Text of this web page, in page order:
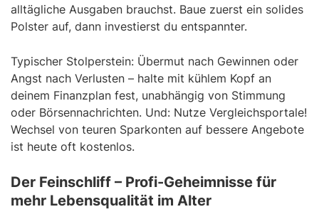
alltägliche Ausgaben brauchst. Baue zuerst ein solides
Polster auf, dann investierst du entspannter.
Typischer Stolperstein: Übermut nach Gewinnen oder
Angst nach Verlusten – halte mit kühlem Kopf an
deinem Finanzplan fest, unabhängig von Stimmung
oder Börsennachrichten. Und: Nutze Vergleichsportale!
Wechsel von teuren Sparkonten auf bessere Angebote
ist heute oft kostenlos.
Der Feinschliff – Profi-Geheimnisse für
mehr Lebensqualität im Alter